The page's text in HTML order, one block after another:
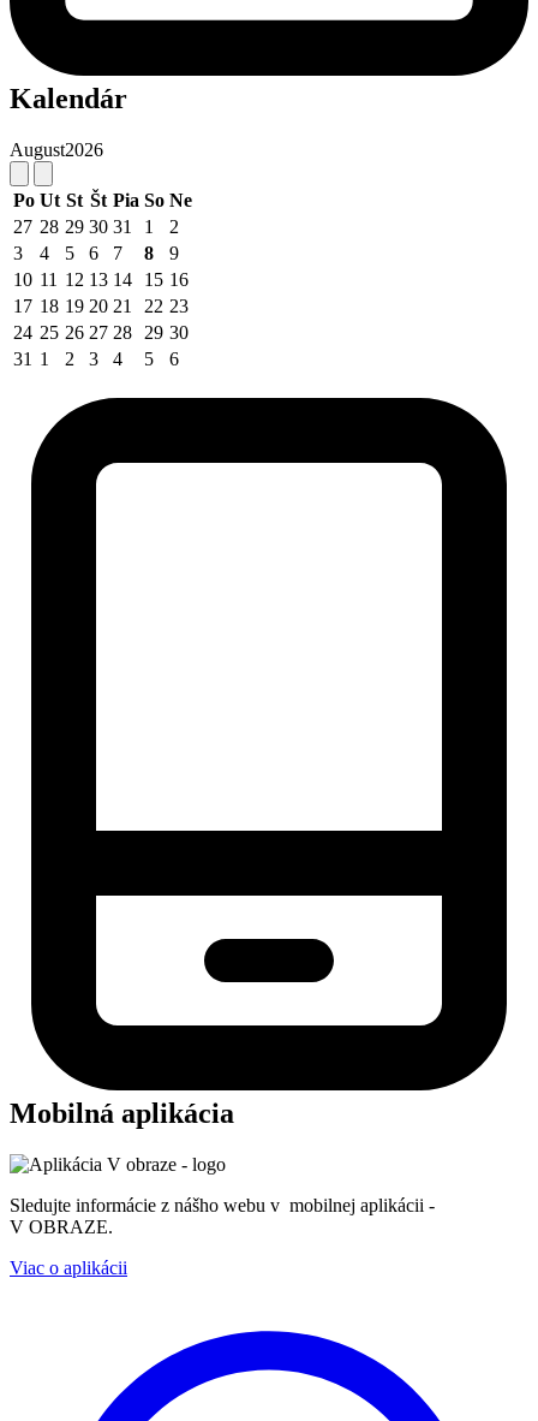
Kalendár
August2026
Po Ut St Št Pia So Ne
27 28 29 30 31 1
2
3
4 5 6 7 8
9
10 11 12 13 14 15 16
17 18 19 20 21 22 23
24 25 26 27 28 29 30
31 1 2 3 4 5 6
Mobilná aplikácia
Sledujte informácie z nášho webu v mobilnej aplikácii -
V OBRAZE.
Viac o aplikácii